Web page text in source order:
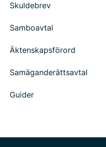
Skuldebrev
Samboavtal
Äktenskapsförord
Samäganderättsavtal
Guider